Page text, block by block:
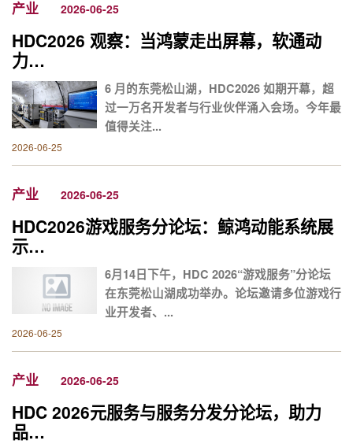
产业 2026-06-25
HDC2026 观察：当鸿蒙走出屏幕，软通动
力…
6 月的东莞松山湖，HDC2026 如期开幕，超
过一万名开发者与行业伙伴涌入会场。今年最
值得关注...
2026-06-25
产业 2026-06-25
HDC2026游戏服务分论坛：鲸鸿动能系统展
示…
6月14日下午，HDC 2026“游戏服务”分论坛
在东莞松山湖成功举办。论坛邀请多位游戏行
业开发者、...
2026-06-25
产业 2026-06-25
HDC 2026元服务与服务分发分论坛，助力
品…